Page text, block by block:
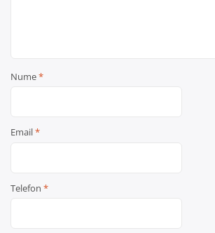
Nume*
Email*
Telefon *